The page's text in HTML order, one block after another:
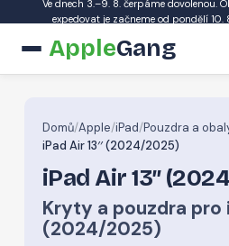
Ve dnech 3.–9. 8. čerpáme dovolenou.
expedovat je začneme od pondělí 10.
AppleGang
Domů/Apple/iPad/Pouzdra a
iPad Air 13′′ (2024/2025)
iPad Air 13′′
Kryty a pouzdra pro
(2024/2025)